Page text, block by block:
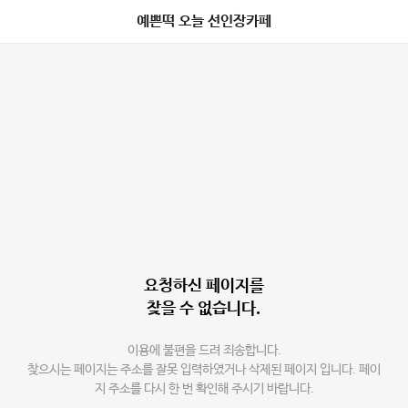
예쁜떡 오늘 선인장카페
요청하신 페이지를
찾을 수 없습니다.
이용에 불편을 드려 죄송합니다.
찾으시는 페이지는 주소를 잘못 입력하였거나 삭제된 페이지 입니다. 페이
지 주소를 다시 한 번 확인해 주시기 바랍니다.